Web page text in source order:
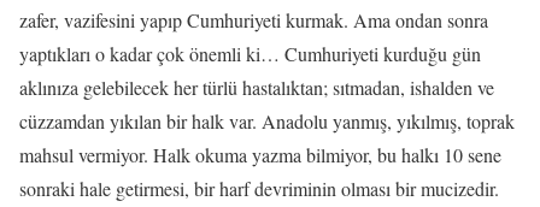
zafer, vazifesini yapıp Cumhuriyeti kurmak. Ama ondan sonra
yaptıkları o kadar çok önemli ki… Cumhuriyeti kurduğu gün
aklınıza gelebilecek her türlü hastalıktan; sıtmadan, ishalden ve
cüzzamdan yıkılan bir halk var. Anadolu yanmış, yıkılmış, toprak
mahsul vermiyor. Halk okuma yazma bilmiyor, bu halkı 10 sene
sonraki hale getirmesi, bir harf devriminin olması bir mucizedir.